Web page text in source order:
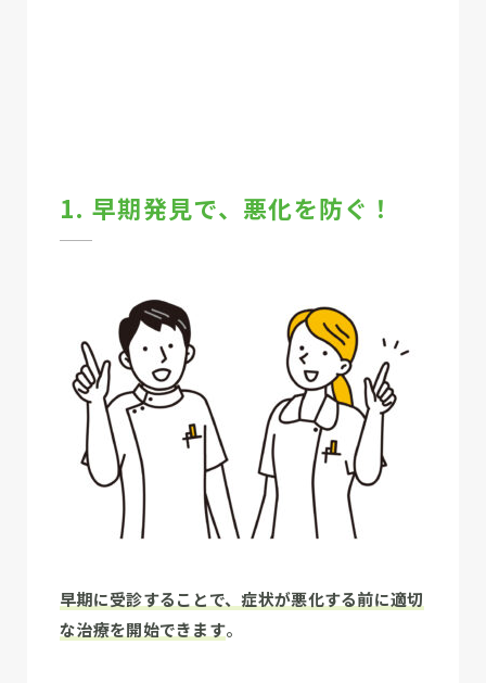
1. 早期発見で、悪化を防ぐ！
早期に受診することで、症状が悪化する前に適切
な治療を開始できます。